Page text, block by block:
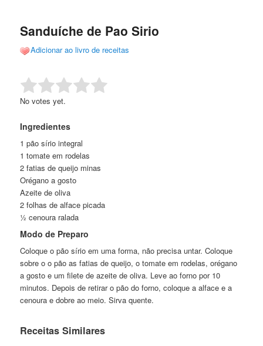
conteúdo
conteúdo
Sanduíche de Pao Sirio
Adicionar ao livro de receitas
Rate this item: Submit Rating
No votes yet.
Ingredientes
1 pão sírio integral
1 tomate em rodelas
2 fatias de queijo minas
Orégano a gosto
Azeite de oliva
2 folhas de alface picada
½ cenoura ralada
Modo de Preparo
Coloque o pão sírio em uma forma, não precisa untar. Coloque
sobre o o pão as fatias de queijo, o tomate em rodelas, orégano
a gosto e um filete de azeite de oliva. Leve ao forno por 10
minutos. Depois de retirar o pão do forno, coloque a alface e a
cenoura e dobre ao meio. Sirva quente.
Receitas Similares